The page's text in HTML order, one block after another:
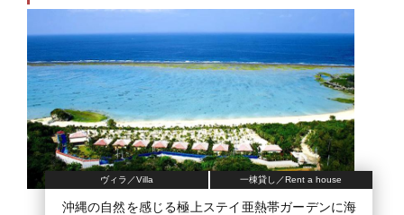
ヴィラ／Villa 一棟貸し／Rent a house
沖縄の自然を感じる極上ステイ亜熱帯ガーデンに海